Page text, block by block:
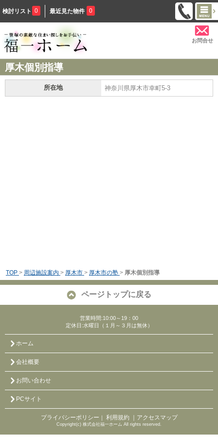
検討リスト 0 最近見た物件 0
お問合せ
厚木個別指導
所在地 神奈川県厚木市幸町5-3
TOP > 周辺施設案内 > 厚木市 > 厚木市の塾 > 厚木個別指導
ページトップに戻る
営業時間:10:00～19：00
定休日:水曜日（１月～３月は無休）
ホーム
会社概要
お問い合わせ
PCサイト
プライバシーポリシー ｜ 利用規約 ｜アクセスマップ
Copyright(c) 株式会社福一ホーム All rights reserved.